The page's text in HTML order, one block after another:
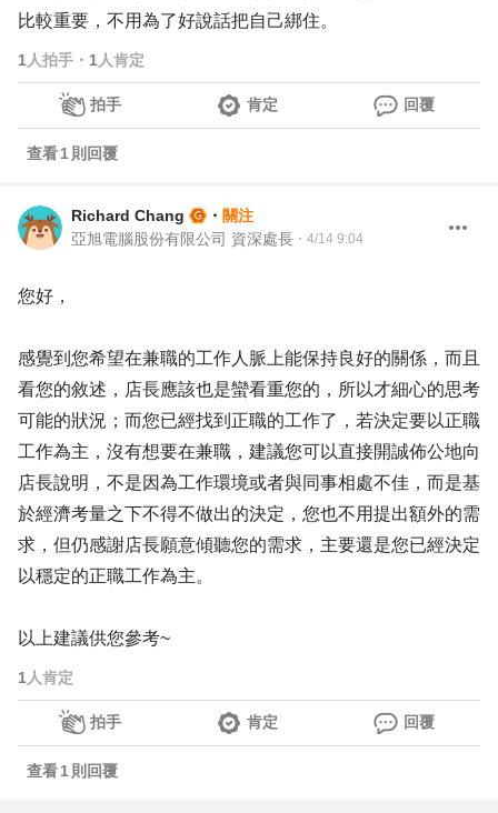
比較重要，不用為了好說話把自己綁住。
1 人拍手 ・ 1 人肯定
拍手 肯定 回覆
查看1 則回覆
Richard Chang ・ 關注
亞旭電腦股份有限公司 資深處長 ・ 4/14 9:04
您好，
感覺到您希望在兼職的工作人脈上能保持良好的關係，而且
看您的敘述，店長應該也是蠻看重您的，所以才細心的思考
可能的狀況；而您已經找到正職的工作了，若決定要以正職
工作為主，沒有想要在兼職，建議您可以直接開誠佈公地向
店長說明，不是因為工作環境或者與同事相處不佳，而是基
於經濟考量之下不得不做出的決定，您也不用提出額外的需
求，但仍感謝店長願意傾聽您的需求，主要還是您已經決定
以穩定的正職工作為主。
以上建議供您參考~
1 人肯定
拍手 肯定 回覆
查看1 則回覆